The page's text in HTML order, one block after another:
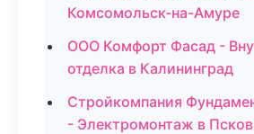
Комсомольск-на-Амуре
ООО Комфорт Фасад -
отделка в Калининград
Стройкомпания
- Электромонтаж в Псков